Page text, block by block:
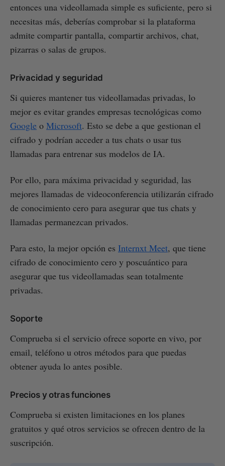
entonces una videollamada simple es suficiente, pero si
necesitas más, deberías comprobar si la plataforma
admite compartir pantalla, compartir archivos, chat,
pizarras o salas de grupos.
Privacidad y seguridad
Si quieres mantener tus videollamadas privadas, lo
mejor es evitar grandes empresas tecnológicas como
Google o Microsoft. Esto se debe a que gestionan el
cifrado y podrían acceder a tus chats o usar tus
llamadas para entrenar sus modelos de IA.
Por ello, para máxima privacidad y seguridad, las
mejores llamadas de videoconferencia utilizarán cifrado
de conocimiento cero para asegurar que tus chats y
llamadas permanezcan privados.
Para esto, la mejor opción es Internxt Meet, que tiene
cifrado de conocimiento cero y poscuántico para
asegurar que tus videollamadas sean totalmente
privadas.
Soporte
Comprueba si el servicio ofrece soporte en vivo, por
email, teléfono u otros métodos para que puedas
obtener ayuda lo antes posible.
Precios y otras funciones
Comprueba si existen limitaciones en los planes
gratuitos y qué otros servicios se ofrecen dentro de la
suscripción.